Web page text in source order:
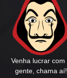
Venha lucrar com
gente, chama aí!